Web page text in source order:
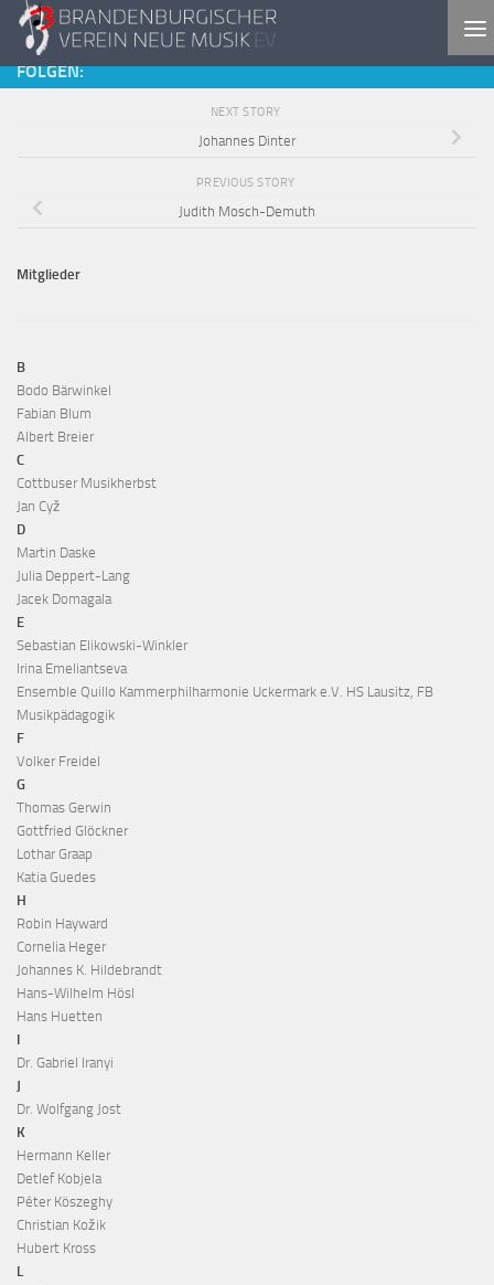
Skip to content
FOLGEN:
NEXT STORY
Johannes Dinter
PREVIOUS STORY
Judith Mosch-Demuth
Mitglieder
B
Bodo Bärwinkel
Fabian Blum
Albert Breier
C
Cottbuser Musikherbst
Jan Cyž
D
Martin Daske
Julia Deppert-Lang
Jacek Domagala
E
Sebastian Elikowski-Winkler
Irina Emeliantseva
Ensemble Quillo Kammerphilharmonie Uckermark e.V. HS Lausitz, FB
Musikpädagogik
F
Volker Freidel
G
Thomas Gerwin
Gottfried Glöckner
Lothar Graap
Katia Guedes
H
Robin Hayward
Cornelia Heger
Johannes K. Hildebrandt
Hans-Wilhelm Hösl
Hans Huetten
I
Dr. Gabriel Iranyi
J
Dr. Wolfgang Jost
K
Hermann Keller
Detlef Kobjela
Péter Köszeghy
Christian Kožik
Hubert Kross
L